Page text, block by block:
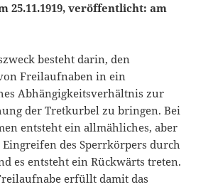
25.11.1919, veröffentlicht: am
besteht darin, den
Freilaufnaben in ein
Abhängigkeitsverhältnis zur
der Tretkurbel zu bringen. Bei
entsteht ein allmähliches, aber
des Sperrkörpers durch
es entsteht ein Rückwärts treten.
erfüllt damit das